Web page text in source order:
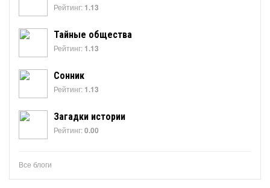
Рейтинг: 1.13
Тайные общества
Рейтинг: 1.13
Сонник
Рейтинг: 1.13
Загадки истории
Рейтинг:0.00
Все блоги